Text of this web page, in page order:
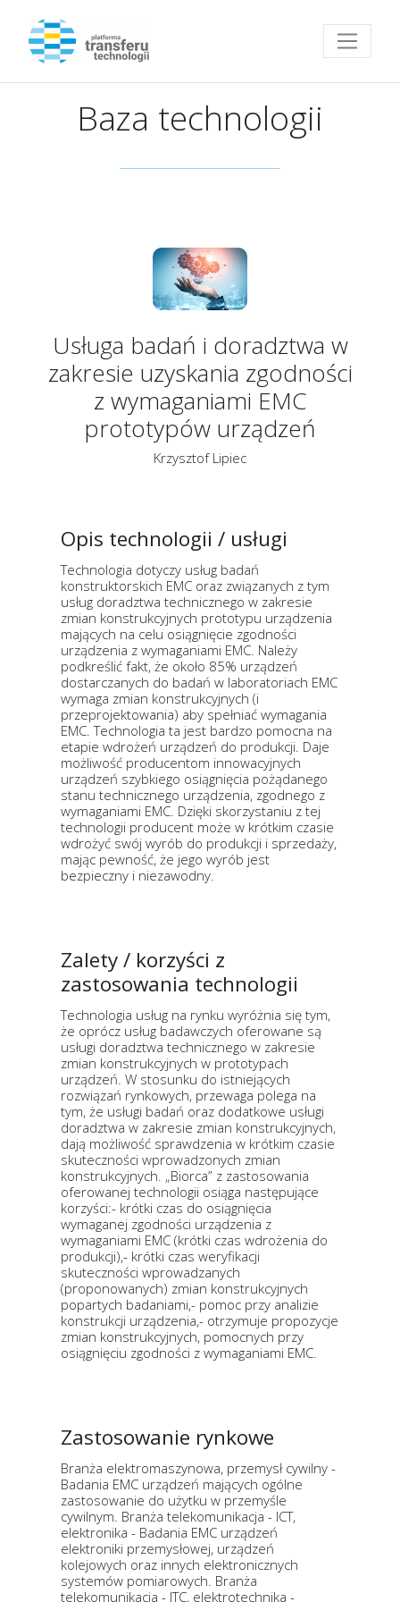
Przejdź do strony głównej
Baza technologii
Usługa badań i doradztwa w
zakresie uzyskania zgodności
z wymaganiami EMC
prototypów urządzeń
Krzysztof Lipiec
Opis technologii / usługi
Technologia dotyczy usług badań
konstruktorskich EMC oraz związanych z tym
usług doradztwa technicznego w zakresie
zmian konstrukcyjnych prototypu urządzenia
mających na celu osiągnięcie zgodności
urządzenia z wymaganiami EMC. Należy
podkreślić fakt, że około 85% urządzeń
dostarczanych do badań w laboratoriach EMC
wymaga zmian konstrukcyjnych (i
przeprojektowania) aby spełniać wymagania
EMC. Technologia ta jest bardzo pomocna na
etapie wdrożeń urządzeń do produkcji. Daje
możliwość producentom innowacyjnych
urządzeń szybkiego osiągnięcia pożądanego
stanu technicznego urządzenia, zgodnego z
wymaganiami EMC. Dzięki skorzystaniu z tej
technologii producent może w krótkim czasie
wdrożyć swój wyrób do produkcji i sprzedaży,
mając pewność, że jego wyrób jest
bezpieczny i niezawodny.
Zalety / korzyści z
zastosowania technologii
Technologia usług na rynku wyróżnia się tym,
że oprócz usług badawczych oferowane są
usługi doradztwa technicznego w zakresie
zmian konstrukcyjnych w prototypach
urządzeń. W stosunku do istniejących
rozwiązań rynkowych, przewaga polega na
tym, że usługi badań oraz dodatkowe usługi
doradztwa w zakresie zmian konstrukcyjnych,
dają możliwość sprawdzenia w krótkim czasie
skuteczności wprowadzonych zmian
konstrukcyjnych. „Biorca” z zastosowania
oferowanej technologii osiąga następujące
korzyści:- krótki czas do osiągnięcia
wymaganej zgodności urządzenia z
wymaganiami EMC (krótki czas wdrożenia do
produkcji),- krótki czas weryfikacji
skuteczności wprowadzanych
(proponowanych) zmian konstrukcyjnych
popartych badaniami,- pomoc przy analizie
konstrukcji urządzenia,- otrzymuje propozycje
zmian konstrukcyjnych, pomocnych przy
osiągnięciu zgodności z wymaganiami EMC.
Zastosowanie rynkowe
Branża elektromaszynowa, przemysł cywilny -
Badania EMC urządzeń mających ogólne
zastosowanie do użytku w przemyśle
cywilnym. Branża telekomunikacja - ICT,
elektronika - Badania EMC urządzeń
elektroniki przemysłowej, urządzeń
kolejowych oraz innych elektronicznych
systemów pomiarowych. Branża
telekomunikacja - ITC, elektrotechnika -